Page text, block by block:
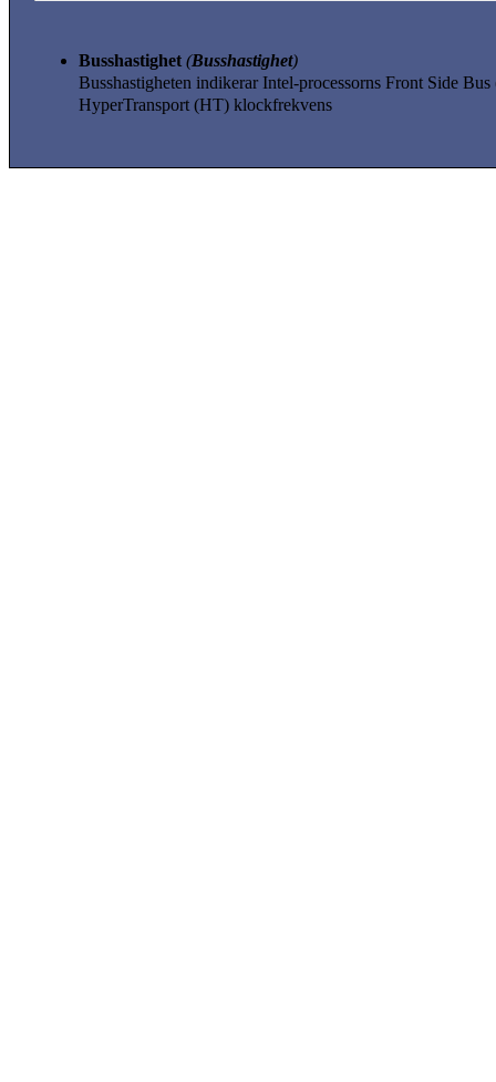
Busshastighet (Busshastighet)
Busshastigheten indikerar Intel-processorns Front Side
HyperTransport (HT) klockfrekvens